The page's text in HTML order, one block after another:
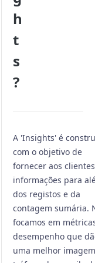
h
t
s
?
A 'Insights' é
com o objetivo de
fornecer aos clientes
informações para
dos registos e da
contagem sumária.
focamos em
desempenho que
uma melhor